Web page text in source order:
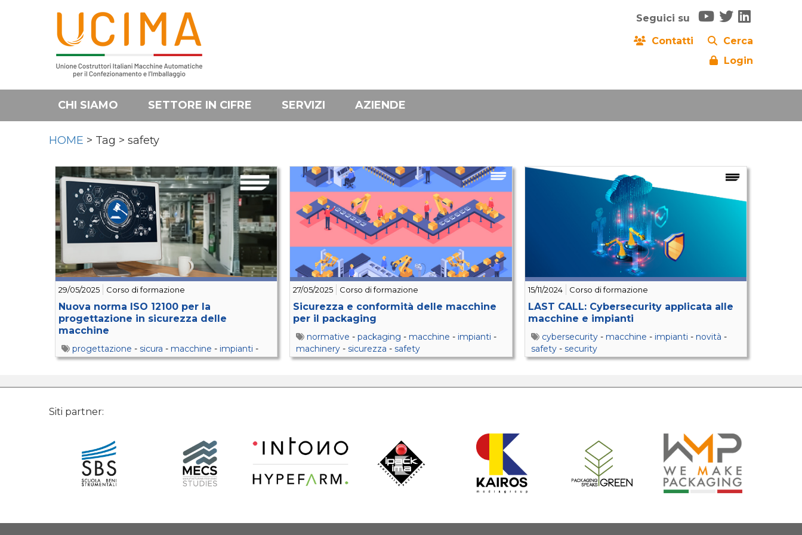
Seguici su
Contatti
Cerca
Login
CHI SIAMO SETTORE IN CIFRE SERVIZI AZIENDE
HOME > Tag > safety
29/05/2025 Corso di formazione
Nuova norma ISO 12100 per la
progettazione in sicurezza delle
macchine
progettazione - sicura - macchine - impianti -
safety-machinery-risk-reduction
27/05/2025 Corso di formazione
Sicurezza e conformità delle macchine
per il packaging
normative -packaging - macchine - impianti -
machinery -sicurezza -safety
15/11/2024 Corso di formazione
LAST CALL: Cybersecurity applicata alle
macchine e impianti
cybersecurity- macchine - impianti - novità -
safety- security
Siti partner: